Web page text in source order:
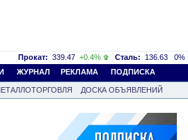
Прокат: 339.47 +0.4% Сталь: 136.63
0%
ЖУРНАЛ РЕКЛАМА ПОДПИСКА
ДОСКА ОБЪЯВЛЕНИЙ